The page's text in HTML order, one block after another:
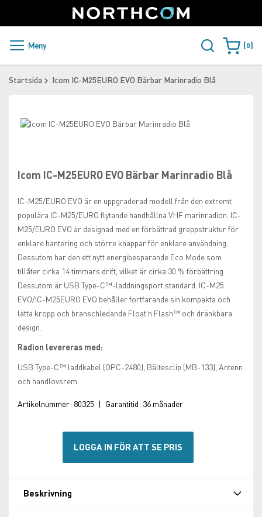
to
Content
Sweden
PRODUKTER OCH LÖSNINGAR
ÅTERFÖRSÄLJARE
Meny Varukorgen
0
Startsida Icom IC-M25EURO EVO Bärbar Marinradio Blå
Icom IC-M25EURO EVO Bärbar Marinradio Blå
IC-M25/EURO EVO är en uppgraderad modell från den extremt
populära IC-M25/EURO flytande handhållna VHF marinradion. IC-
M25/EURO EVO är designad med en förbättrad greppstruktur för
enklare hantering och större knappar för enklare användning.
Dessutom har den ett nytt energibesparande Eco Mode som
tillåter cirka 14 timmars drift, vilket är cirka 30 % förbättring.
Dessutom är USB Type-C™-laddningsport standard. IC-M25
EVO/IC-M25EURO EVO behåller fortfarande sin kompakta och
lätta kropp och branschledande Float'n Flash™ och dränkbara
design.
Radion levereras med:
USB Type-C™ laddkabel (OPC-2480), Bältesclip (MB-133), Antenn
och handlovsrem.
Artikelnummer: 80325 | Garantitid: 36 månader
LOGGA IN FÖR ATT SE PRIS
Skip
the
gallery
beginning
of
images
gallery
Beskrivning